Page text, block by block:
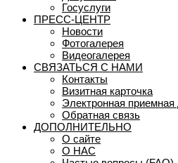
Госуслуги
ПРЕСС-ЦЕНТР
Новости
Фотогалерея
Видеогалерея
СВЯЗАТЬСЯ С НАМИ
Контакты
Визитная карточка
Электронная приемная
Обратная связь
ДОПОЛНИТЕЛЬНО
О сайте
О НАС